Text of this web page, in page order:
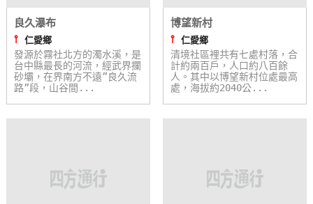
良久瀑布
⫯ 仁愛鄉
發源於霧社北方的濁水溪，是
台中縣最長的河流，經武界攔
砂壩，在界南方不遠”良久流
路”段，山谷間...
博望新村
⫯ 仁愛鄉
清境社區裡共有七處村落，合
計約兩百戶，人口約八百餘
人。其中以博望新村位處最高
處，海拔約2040公...